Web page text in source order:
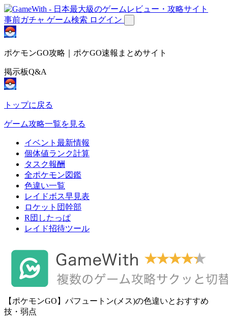
事前ガチャ ゲーム検索 ログイン
ポケモンGO攻略｜ポケGO速報まとめサイト
掲示板Q&A
トップに戻る
ゲーム攻略一覧を見る
イベント最新情報
個体値ランク計算
タスク報酬
全ポケモン図鑑
色違い一覧
レイドボス早見表
ロケット団幹部
R団したっぱ
レイド招待ツール
【ポケモンGO】パフュートン(メス)の色違いとおすすめ
技・弱点